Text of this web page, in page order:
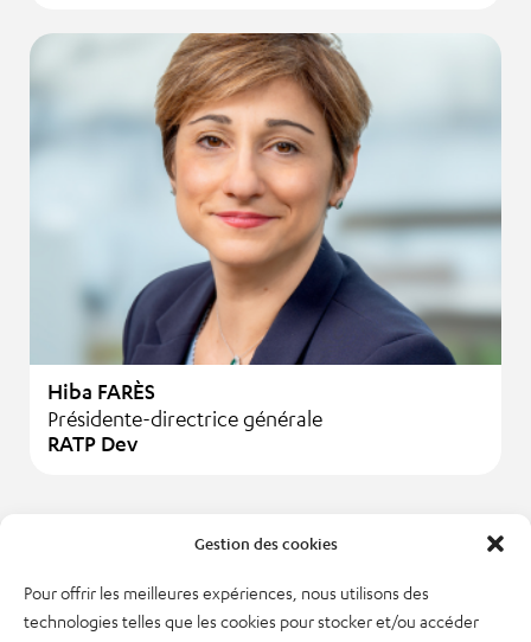
Gestion des cookies
Pour offrir les meilleures expériences, nous utilisons des
technologies telles que les cookies pour stocker et/ou accéder
Hiba FARÈS
Présidente-directrice générale
RATP Dev
7 12